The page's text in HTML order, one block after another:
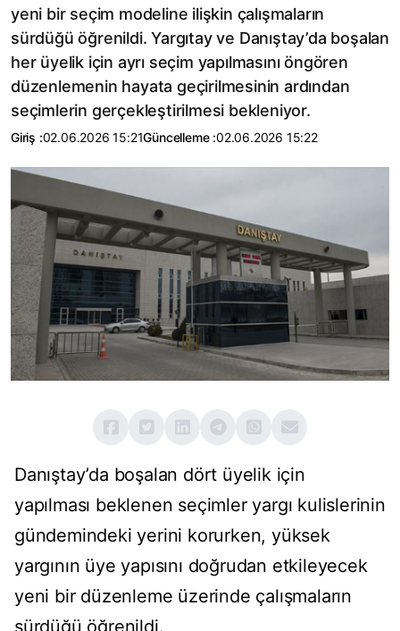
yeni bir seçim modeline ilişkin çalışmaların
sürdüğü öğrenildi. Yargıtay ve Danıştay’da boşalan
her üyelik için ayrı seçim yapılmasını öngören
düzenlemenin hayata geçirilmesinin ardından
seçimlerin gerçekleştirilmesi bekleniyor.
Giriş :02.06.2026 15:21Güncelleme :02.06.2026 15:22
Danıştay’da boşalan dört üyelik için
yapılması beklenen seçimler yargı kulislerinin
gündemindeki yerini korurken, yüksek
yargının üye yapısını doğrudan etkileyecek
yeni bir düzenleme üzerinde çalışmaların